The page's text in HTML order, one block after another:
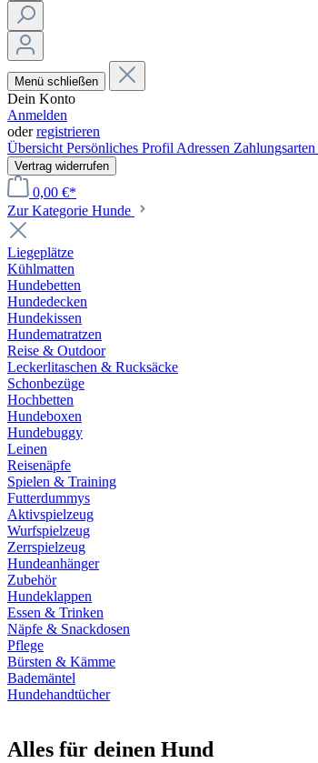
Menü schließen
Dein Konto
Anmelden
oderregistrieren
ÜbersichtPersönliches ProfilAdressen Zahlungsarten
Vertrag widerrufen
0,00 €*
Zur Kategorie Hunde
Liegeplätze
Kühlmatten
Hundebetten
Hundedecken
Hundekissen
Hundematratzen
Reise & Outdoor
Leckerlitaschen & Rucksäcke
Schonbezüge
Hochbetten
Hundeboxen
Hundebuggy
Leinen
Reisenäpfe
Spielen & Training
Futterdummys
Aktivspielzeug
Wurfspielzeug
Zerrspielzeug
Hundeanhänger
Zubehör
Hundeklappen
Essen & Trinken
Näpfe & Snackdosen
Pflege
Bürsten & Kämme
Bademäntel
Hundehandtücher
Alles für deinen Hund